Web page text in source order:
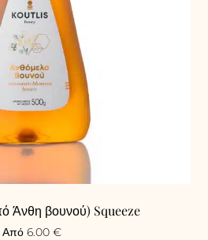
Άνθη βουνού) Squeeze
Από 6.00 €